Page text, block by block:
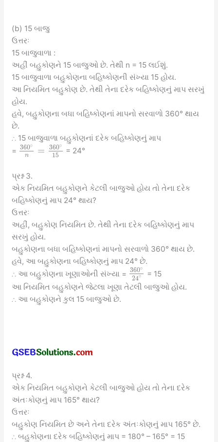
(b) 15 બાજુ
ઉત્તરઃ
15 બાજુવાળા :
અહીં બહુકોણને 15 બાજુઓ છે. તેથી n = 15 લઈશું.
15 બાજુવાળા બહુકોણના બહિષ્કોણની સંખ્યા 15 હોય.
આ નિયમિત બહુકોણ છે. તેથી તેના દરેક બહિષ્કોણનું માપ સરખું
હોય.
હવે, બહુકોણના બધા બહિષ્કોણનાં માપનો સરવાળો 360° થાય
છે.
∴ 15 બાજુવાળા બહુકોણનાં દરેક બહિષ્કોણનું માપ
= 360∘
n = 360∘
15 = 24°
પ્રશ્ન 3.
એક નિયમિત બહુકોણને કેટલી બાજુઓ હોય તો તેના દરેક
બહિષ્કોણનું માપ 24° થાય?
ઉત્તરઃ
અહીં, બહુકોણ નિયમિત છે. તેથી તેના દરેક બહિષ્કોણનું માપ
સરખું હોય.
બહુકોણના બધા બહિષ્કોણનાં માપનો સરવાળો 360° થાય છે.
હવે, આ બહુકોણના બહિષ્કોણનું માપ 24° છે.
∴ આ બહુકોણના ખૂણાઓની સંખ્યા = 360∘
24∘
= 15
આ નિયમિત બહુકોણને જેટલા ખૂણા તેટલી બાજુઓ હોય.
∴ આ બહુકોણને કુલ 15 બાજુઓ છે.
પ્રશ્ન 4.
એક નિયમિત બહુકોણને કેટલી બાજુઓ હોય તો તેના દરેક
અંતઃકોણનું માપ 165° થાય?
ઉત્તરઃ
બહુકોણ નિયમિત છે અને તેના દરેક અંતઃકોણનું માપ 165° છે.
∴ બહુકોણના દરેક બહિષ્કોણનું માપ = 180° – 165° = 15